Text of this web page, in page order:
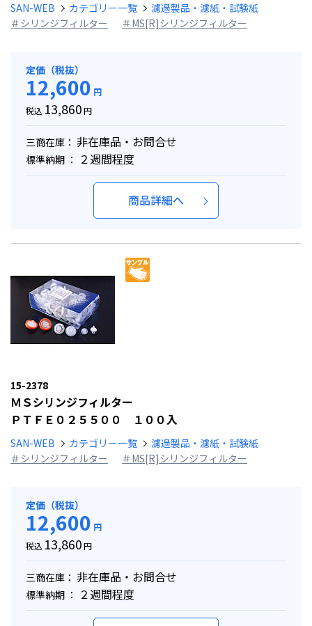
SAN-WEB カテゴリー一覧
濾過製品・濾紙・試験紙
＃シリンジフィルター
＃MS[R]シリンジフィルター
定価（税抜）
12,600 円
税込 13,860円
三商在庫： 非在庫品・お問合せ
標準納期 ： ２週間程度
商品詳細へ
15-2378
ＭＳシリンジフィルター
ＰＴＦＥ０２５５００ １００入
SAN-WEB カテゴリー一覧
濾過製品・濾紙・試験紙
＃シリンジフィルター
＃MS[R]シリンジフィルター
定価（税抜）
12,600 円
税込 13,860円
三商在庫： 非在庫品・お問合せ
標準納期 ： ２週間程度